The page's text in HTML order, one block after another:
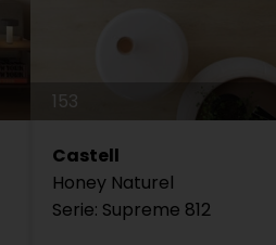
153
Castell
Honey Naturel
Serie: Supreme 812